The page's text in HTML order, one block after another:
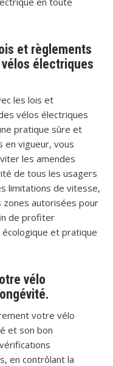
et règlements
électriques
les lois et
vélos électriques
pratique sûre et
en vigueur, vous
les amendes
de tous les usagers
limitations de vitesse,
autorisées pour
de profiter
et pratique
vélo
votre vélo
et son bon
en contrôlant la